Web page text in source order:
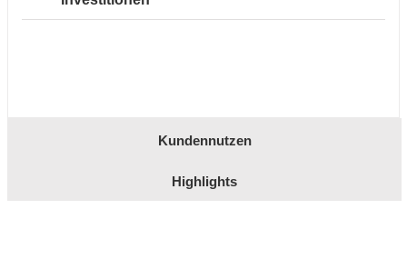
Kundennutzen
Highlights